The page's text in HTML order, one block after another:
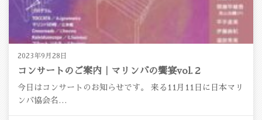
2023年9月28日
コンサートのご案内｜マリンバの饗宴vol.２
今日はコンサートのお知らせです。 来る11月11日に日本マリ
ンバ協会名…